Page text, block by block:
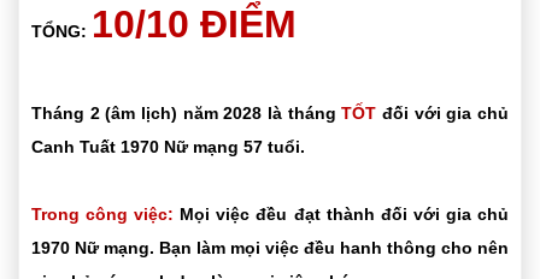
TỔNG: 10/10 ĐIỂM
Tháng 2 (âm lịch) năm 2028 là thángTỐT đối với gia chủ
Canh Tuất 1970 Nữ mạng 57 tuổi.
Trong công việc: Mọi việc đều đạt thành đối với gia chủ
1970 Nữ mạng. Bạn làm mọi việc đều hanh thông cho nên